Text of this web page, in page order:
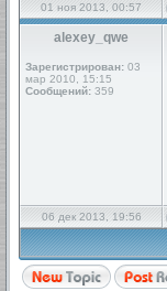
01 ноя 2013, 00:57
alexey_qwe
Зарегистрирован: 03
мар 2010, 15:15
Сообщений: 359
06 дек 2013, 19:56